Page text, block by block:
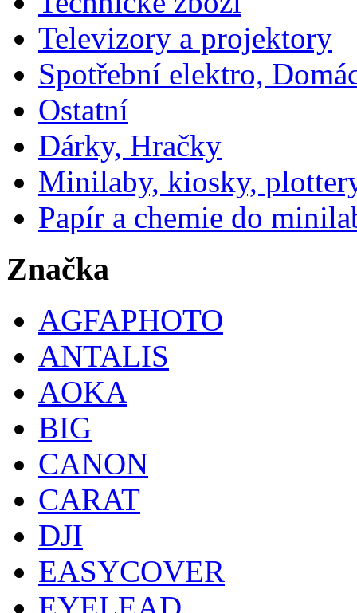
Televizory a projektory
Spotřební elektro,
Ostatní
Dárky, Hračky
Minilaby, kiosky,
Papír a chemie do
Značka
AGFAPHOTO
ANTALIS
AOKA
BIG
CANON
CARAT
DJI
EASYCOVER